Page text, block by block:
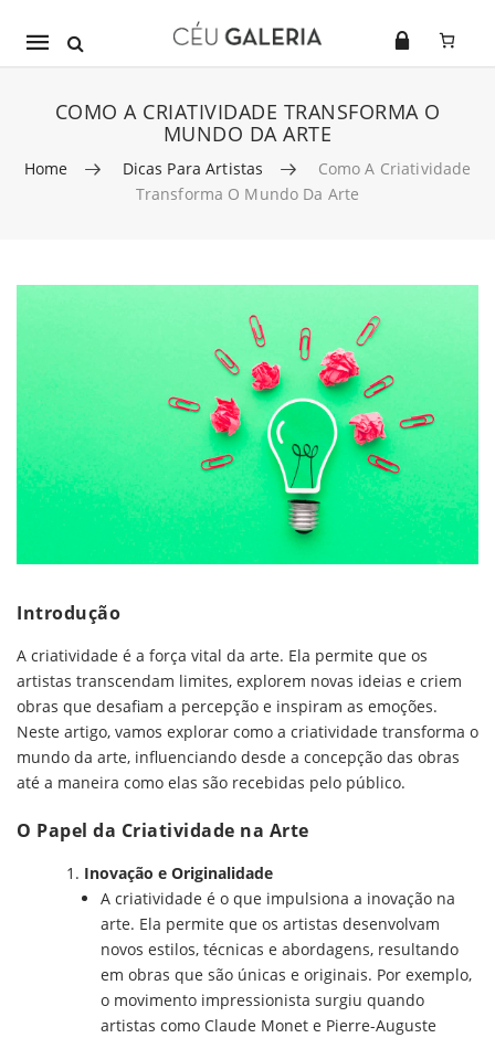
Mobile
COMO A CRIATIVIDADE TRANSFORMA O
MUNDO DA ARTE
Home Dicas Para Artistas
Como A Criatividade
Transforma O Mundo Da Arte
Introdução
A criatividade é a força vital da arte. Ela permite que os
artistas transcendam limites, explorem novas ideias e criem
obras que desafiam a percepção e inspiram as emoções.
Neste artigo, vamos explorar como a criatividade transforma o
mundo da arte, influenciando desde a concepção das obras
até a maneira como elas são recebidas pelo público.
O Papel da Criatividade na Arte
Inovação e Originalidade
A criatividade é o que impulsiona a inovação na
arte. Ela permite que os artistas desenvolvam
novos estilos, técnicas e abordagens, resultando
em obras que são únicas e originais. Por exemplo,
o movimento impressionista surgiu quando
artistas como Claude Monet e Pierre-Auguste